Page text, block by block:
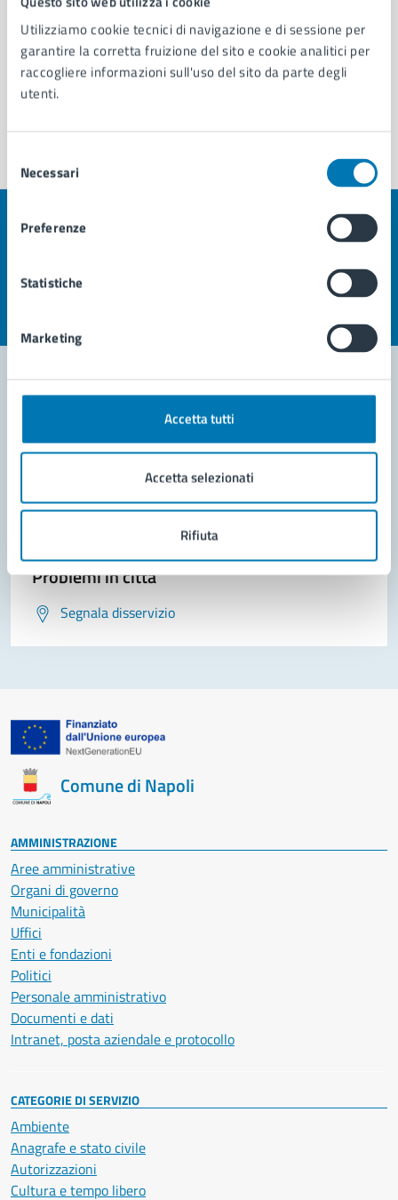
Utilizziamo cookie tecnici di navigazione e di sessione per
garantire la corretta fruizione del sito e cookie analitici per
raccogliere informazioni sull'uso del sito da parte degli
utenti.
delNecessari
Preferenze
Statistiche
Marketing
Accetta tutti
Accetta selezionati
Rifiuta
Quanto sono chiare le informazioni su questa
Valuta la chiarezza delle informazioni (da 1 a 5 stelle)
Seleziona il numero di stelle per valutare la chiarezza delle
Contatta il comune
Leggi le domande frequenti
Prenota appuntamento
Problemi in città
Segnala disservizio
Comune di Napoli
AMMINISTRAZIONE
Aree amministrative
Organi di governo
Municipalità
Uffici
Enti e fondazioni
Politici
Personale amministrativo
Documenti e dati
Intranet, posta aziendale e protocollo
CATEGORIE DI SERVIZIO
Ambiente
Anagrafe e stato civile
Autorizzazioni
Cultura e tempo libero